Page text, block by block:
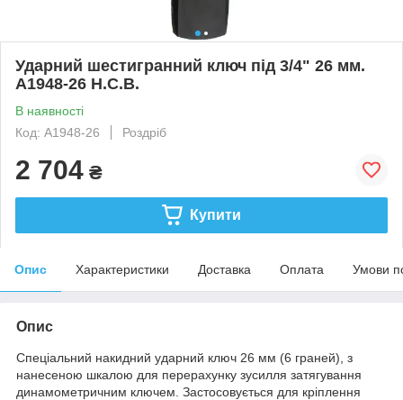
Ударний шестигранний ключ під 3/4" 26 мм.
A1948-26 H.C.B.
В наявності
Код: A1948-26
Роздріб
2 704 ₴
Купити
Опис Характеристики Доставка Оплата Умови
Опис
Спеціальний накидний ударний ключ 26 мм (6 граней), з
нанесеною шкалою для перерахунку зусилля затягування
динамометричним ключем. Застосовується для кріплення